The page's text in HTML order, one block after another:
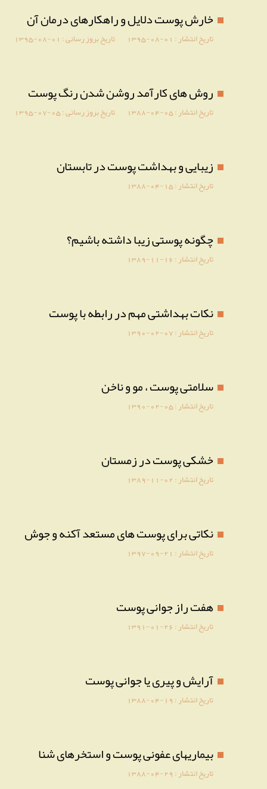
خارش پوست دلایل و راهکارهای درمان آن
تاریخ انتشار : 1395-08-01 تاریخ بروز رسانی : 1395-08-01
روش های کارآمد روشن شدن رنگ پوست
تاریخ انتشار :1388-04-05 تاریخ بروز رسانی :1395-07-05
زیبایی و بهداشت پوست در تابستان
تاریخ انتشار :1388-04-15
چگونه پوستی زیبا داشته باشیم؟
تاریخ انتشار :1389-11-16
نکات بهداشتی مهم در رابطه با پوست
تاریخ انتشار :1390-02-07
سلامتی پوست ، مو و ناخن
تاریخ انتشار :1390-02-05
خشکی پوست در زمستان
تاریخ انتشار :1389-11-02
نکاتی برای پوست های مستعد آکنه و جوش
تاریخ انتشار : 1397-09-21
هفت راز جوانی پوست
تاریخ انتشار :1391-01-26
آرایش و پیری یا جوانی پوست
تاریخ انتشار :1388-04-19
بیماریهای عفونی پوست و استخرهای شنا
تاریخ انتشار :1388-04-29